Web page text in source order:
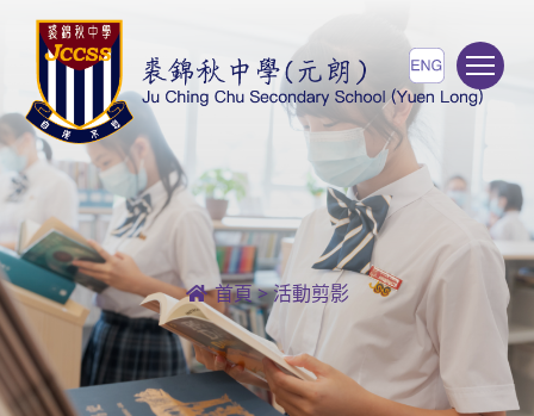
首頁>活動剪影